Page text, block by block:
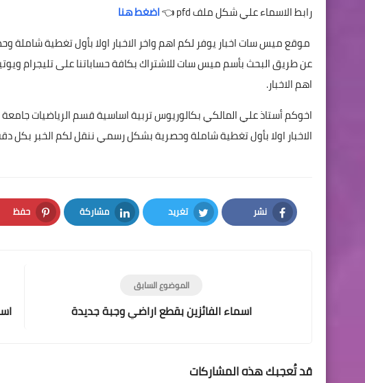
رابط الاسماء علي شكل ملف pfd 👈
اضغط هنا
موقع ميس سات اخبار يوفر لكم اهم واخر الاخبار اولا بأول تغطية
اهم الاخبار.
اخوكم أستاذ علي المالكي بكالوريوس تربية اساسية قسم الرياضيات
الاخبار اولا بأول تغطية شاملة وحصرية بشكل رسمي ننقل لكم الخبر بكل
نشر
Facebook
تغريد
Twitter
مشاركة
LinkedIn
حفظ
Pinterest
الموضوع السابق
اسماء الفائزين بقطع اراضي وجبة جديدة
قد تُعجبك هذه المشاركات